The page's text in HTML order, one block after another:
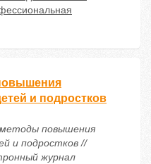
и подростков
повышения
и подростков //
журнал